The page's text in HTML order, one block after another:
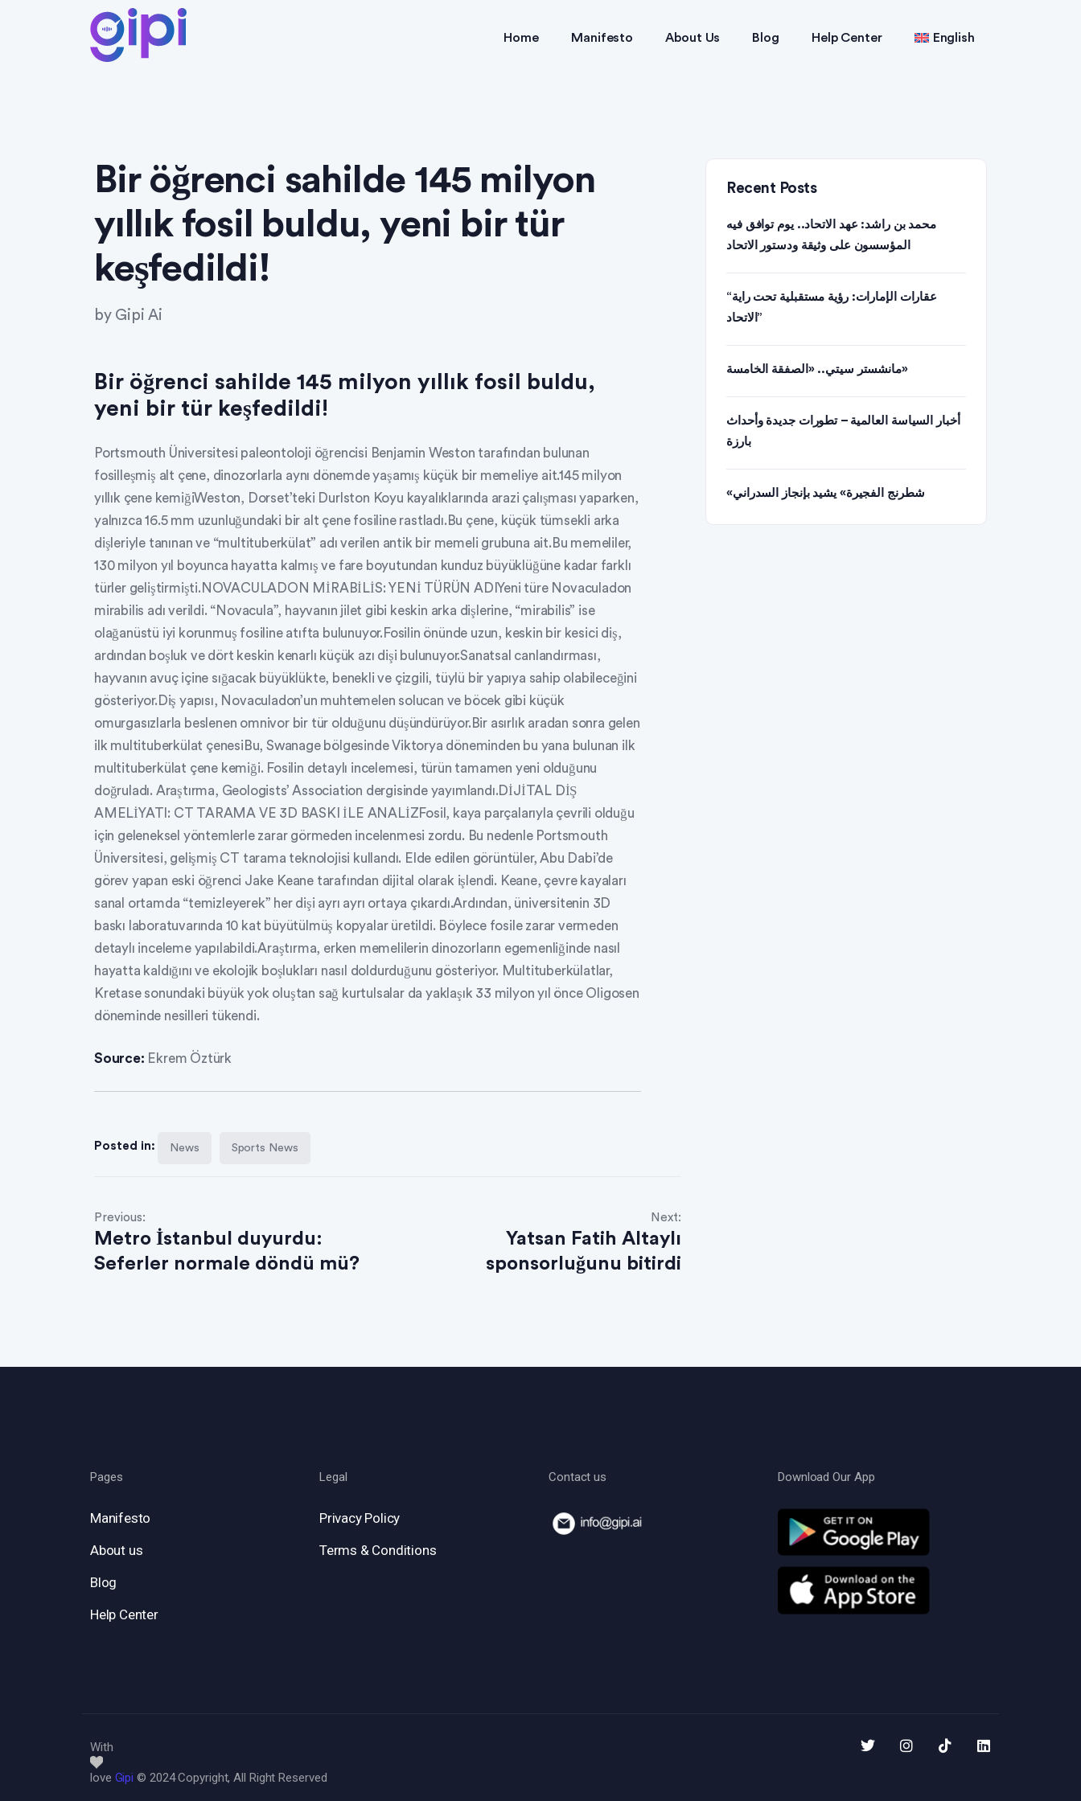
Home Manifesto About Us Blog Help Center English
Bir öğrenci sahilde 145 milyon
yıllık fosil buldu, yeni bir tür
keşfedildi!
by Gipi Ai
Bir öğrenci sahilde 145 milyon yıllık fosil buldu,
yeni bir tür keşfedildi!
Portsmouth Üniversitesi paleontoloji öğrencisi Benjamin Weston tarafından bulunan
fosilleşmiş alt çene, dinozorlarla aynı dönemde yaşamış küçük bir memeliye ait.145 milyon
yıllık çene kemiğiWeston, Dorset’teki Durlston Koyu kayalıklarında arazi çalışması yaparken,
yalnızca 16.5 mm uzunluğundaki bir alt çene fosiline rastladı.Bu çene, küçük tümsekli arka
dişleriyle tanınan ve “multituberkülat” adı verilen antik bir memeli grubuna ait.Bu memeliler,
130 milyon yıl boyunca hayatta kalmış ve fare boyutundan kunduz büyüklüğüne kadar farklı
türler geliştirmişti.NOVACULADON MİRABİLİS: YENİ TÜRÜN ADIYeni türe Novaculadon
mirabilis adı verildi. “Novacula”, hayvanın jilet gibi keskin arka dişlerine, “mirabilis” ise
olağanüstü iyi korunmuş fosiline atıfta bulunuyor.Fosilin önünde uzun, keskin bir kesici diş,
ardından boşluk ve dört keskin kenarlı küçük azı dişi bulunuyor.Sanatsal canlandırması,
hayvanın avuç içine sığacak büyüklükte, benekli ve çizgili, tüylü bir yapıya sahip olabileceğini
gösteriyor.Diş yapısı, Novaculadon’un muhtemelen solucan ve böcek gibi küçük
omurgasızlarla beslenen omnivor bir tür olduğunu düşündürüyor.Bir asırlık aradan sonra gelen
ilk multituberkülat çenesiBu, Swanage bölgesinde Viktorya döneminden bu yana bulunan ilk
multituberkülat çene kemiği. Fosilin detaylı incelemesi, türün tamamen yeni olduğunu
doğruladı. Araştırma, Geologists’ Association dergisinde yayımlandı.DİJİTAL DİŞ
AMELİYATI: CT TARAMA VE 3D BASKI İLE ANALİZFosil, kaya parçalarıyla çevrili olduğu
için geleneksel yöntemlerle zarar görmeden incelenmesi zordu. Bu nedenle Portsmouth
Üniversitesi, gelişmiş CT tarama teknolojisi kullandı. Elde edilen görüntüler, Abu Dabi’de
görev yapan eski öğrenci Jake Keane tarafından dijital olarak işlendi. Keane, çevre kayaları
sanal ortamda “temizleyerek” her dişi ayrı ayrı ortaya çıkardı.Ardından, üniversitenin 3D
baskı laboratuvarında 10 kat büyütülmüş kopyalar üretildi. Böylece fosile zarar vermeden
detaylı inceleme yapılabildi.Araştırma, erken memelilerin dinozorların egemenliğinde nasıl
hayatta kaldığını ve ekolojik boşlukları nasıl doldurduğunu gösteriyor. Multituberkülatlar,
Kretase sonundaki büyük yok oluştan sağ kurtulsalar da yaklaşık 33 milyon yıl önce Oligosen
döneminde nesilleri tükendi.
Source: Ekrem Öztürk
Posted in: News Sports News
Previous:
Metro İstanbul duyurdu:
Seferler normale döndü mü?
Next:
Yatsan Fatih Altaylı
sponsorluğunu bitirdi
Recent Posts
محمد بن راشد: عهد الاتحاد.. يوم توافق فيه
المؤسسون على وثيقة ودستور الاتحاد
“عقارات الإمارات: رؤية مستقبلية تحت راية
الاتحاد”
مانشستر سيتي.. «الصفقة الخامسة»
أخبار السياسة العالمية – تطورات جديدة وأحداث
بارزة
«شطرنج الفجيرة» يشيد بإنجاز السدراني
Pages
Manifesto
About us
Blog
Help Center
Legal
Privacy Policy
Terms & Conditions
Contact us Download Our App
With
love Gipi © 2024 Copyright, All Right Reserved